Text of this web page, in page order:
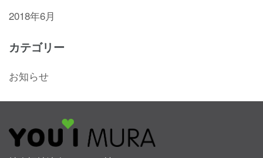
2018年6月
カテゴリー
お知らせ